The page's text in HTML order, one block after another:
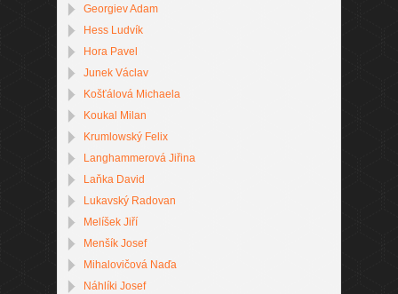
Georgiev Adam
Hess Ludvík
Hora Pavel
Junek Václav
Košťálová Michaela
Koukal Milan
Krumlowský Felix
Langhammerová Jiřina
Laňka David
Lukavský Radovan
Melíšek Jiří
Menšík Josef
Mihalovičová Naďa
Náhlíki Josef